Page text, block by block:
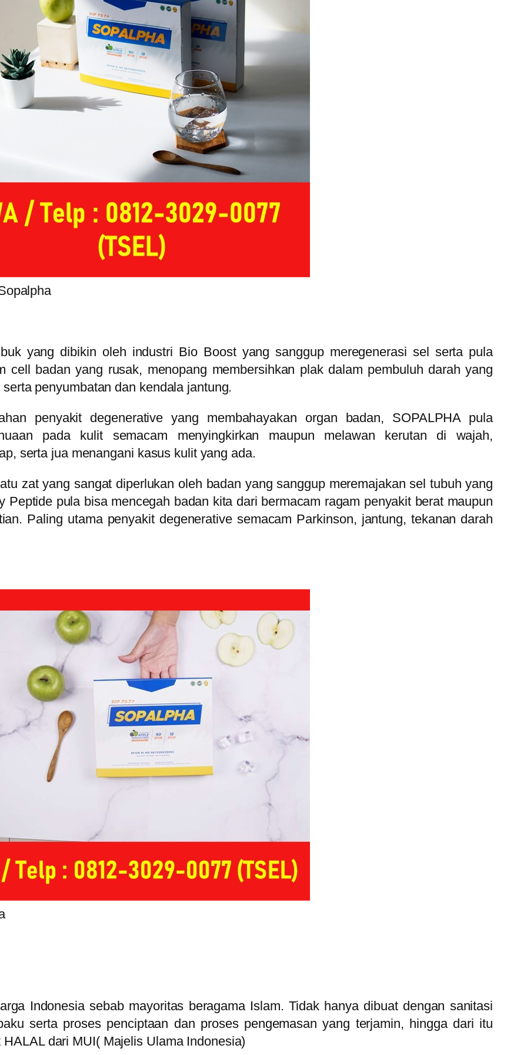
yang dibikin oleh industri Bio Boost yang sanggup meregenerasi sel serta pula
cell badan yang rusak, menopang membersihkan plak dalam pembuluh darah yang
penyumbatan dan kendala jantung.
penyakit degenerative yang membahayakan organ badan, SOPALPHA pula
pada kulit semacam menyingkirkan maupun melawan kerutan di wajah,
serta jua menangani kasus kulit yang ada.
zat yang sangat diperlukan oleh badan yang sanggup meremajakan sel tubuh yang
Peptide pula bisa mencegah badan kita dari bermacam ragam penyakit berat maupun
Paling utama penyakit degenerative semacam Parkinson, jantung, tekanan darah
Indonesia sebab mayoritas beragama Islam. Tidak hanya dibuat dengan sanitasi
serta proses penciptaan dan proses pengemasan yang terjamin, hingga dari itu
dari MUI( Majelis Ulama Indonesia)